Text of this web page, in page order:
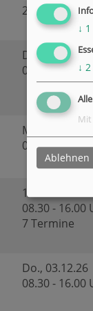
2 Termine
Di. , 17.11.26
09.00 -
Mi.
08.30 - 13.00
14.09.26 -
08.30 - 16.00
7 Termine
Do., 03.12.26
08.30 - 16.00
↓ 1
↓ 2
Mit
Ablehnen